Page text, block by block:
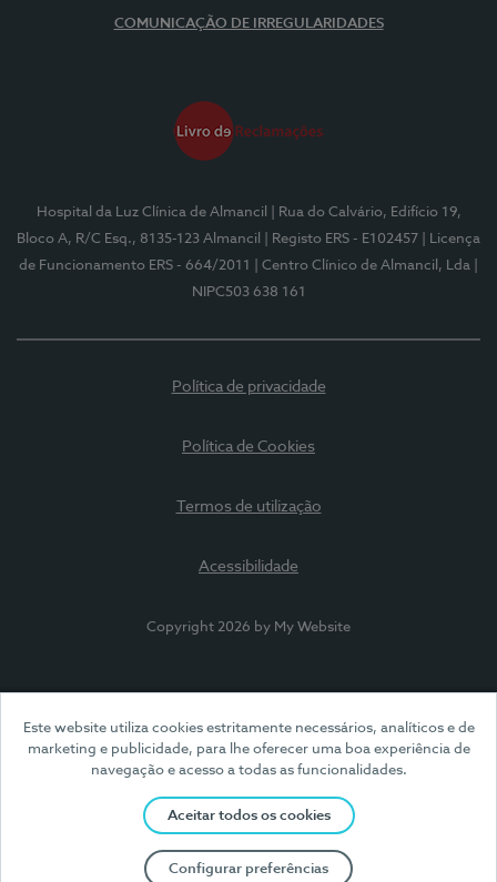
Este website utiliza cookies estritamente necessários, analíticos e de
marketing e publicidade, para lhe oferecer uma boa experiência de
navegação e acesso a todas as funcionalidades.
Aceitar todos os cookies
Configurar preferências
COMUNICAÇÃO DE IRREGULARIDADES
Hospital da Luz Clínica de Almancil
| Rua do Calvário, Edifício 19,
Bloco A, R/C Esq., 8135-123 Almancil
| Registo ERS - E102457
| Licença
de Funcionamento ERS - 664/2011
| Centro Clínico de Almancil, Lda
NIPC503 638 161
Política de privacidade
Política de Cookies
Termos de utilização
Acessibilidade
Copyright 2026 by My Website